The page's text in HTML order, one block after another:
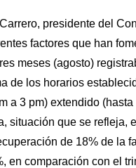
presidente del
factores que han
meses (agosto)
de los horarios
a 3 pm) extendido
situación que se refleja,
de 18% de la
en comparación con el